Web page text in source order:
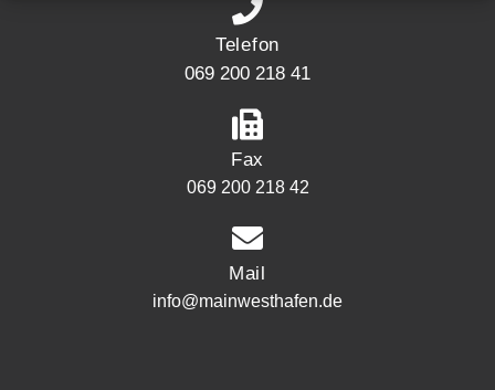
Telefon
069 200 218 41
Fax
069 200 218 42
Mail
info@mainwesthafen.de